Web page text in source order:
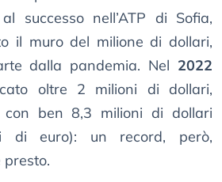
successo nell’ATP di Sofia,
il muro del milione di dollari,
dalla pandemia. Nel 2022
oltre 2 milioni di dollari,
con ben 8,3 milioni di dollari
di euro): un record, però,